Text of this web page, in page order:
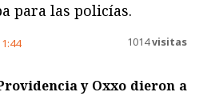
para las policías.
1014visitas
y Oxxo dieron a